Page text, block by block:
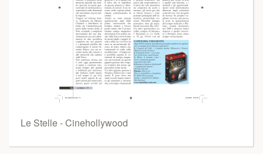
Le Stelle - Cinehollywood